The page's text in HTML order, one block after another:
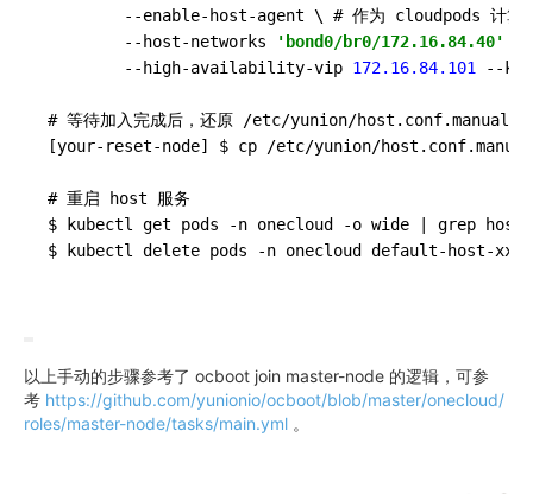
--enable-host-agent \ # 作为 cloudpods 计算
        --host-networks
'bond0/br0/172.16.84.40'
        --high-availability-vip
172.16.84.101 --
# 等待加入完成后，还原 /etc/yunion/
[your-reset-node] $ cp /etc/yunion/
# 重启 host 服务
$ kubectl get pods -n onecloud -o wide | grep host
以上手动的步骤参考了 ocboot join master-node 的逻辑，可参
考 https://github.com/yunionio/ocboot/blob/master/onecloud/
roles/master-node/tasks/main.yml 。